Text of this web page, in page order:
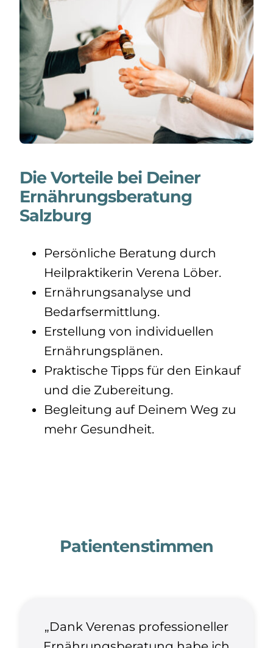
Die Vorteile bei Deiner
Ernährungsberatung
Salzburg
Persönliche Beratung durch
Heilpraktikerin Verena Löber.
Ernährungsanalyse und
Bedarfsermittlung.
Erstellung von individuellen
Ernährungsplänen.
Praktische Tipps für den Einkauf
und die Zubereitung.
Begleitung auf Deinem Weg zu
mehr Gesundheit.
Patientenstimmen
„Dank Verenas professioneller